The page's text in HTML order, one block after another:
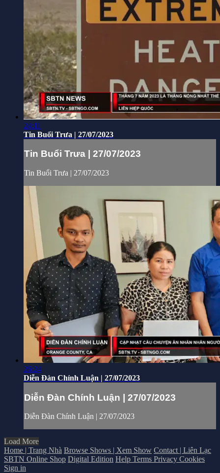
24:11
Tin Buổi Trưa | 27/07/2023
Tin Buổi Trưa | 27/07/2023
Tin Buổi Trưa | 27/07/2023
26:24
Diễn Đàn Chính Luận | 27/07/2023
Diễn Đàn Chính Luận | 27/07/2023
Diễn Đàn Chính Luận | 27/07/2023
Load More
Home | Trang Nhà Browse Shows | Xem Show Contact | Liên Lạc
SBTN Online Shop Digital Edition Help Terms Privacy Cookies
Sign in